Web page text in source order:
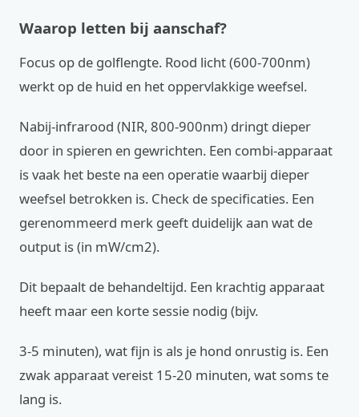
Waarop letten bij aanschaf?
Focus op de golflengte. Rood licht (600-700nm)
werkt op de huid en het oppervlakkige weefsel.
Nabij-infrarood (NIR, 800-900nm) dringt dieper
door in spieren en gewrichten. Een combi-apparaat
is vaak het beste na een operatie waarbij dieper
weefsel betrokken is. Check de specificaties. Een
gerenommeerd merk geeft duidelijk aan wat de
output is (in mW/cm2).
Dit bepaalt de behandeltijd. Een krachtig apparaat
heeft maar een korte sessie nodig (bijv.
3-5 minuten), wat fijn is als je hond onrustig is. Een
zwak apparaat vereist 15-20 minuten, wat soms te
lang is.